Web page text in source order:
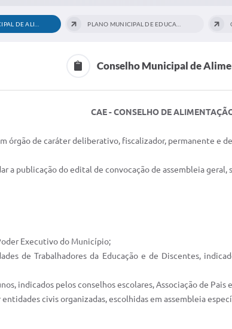
Conselho Municipal de
CAE - CONSELHO DE
órgão de caráter deliberativo, fiscalizador, permanente e
a publicação do edital de convocação de assembleia
Executivo do Município;
Trabalhadores da Educação e de Discentes,
indicados pelos conselhos escolares, Associação de
civis organizadas, escolhidas em assembleia